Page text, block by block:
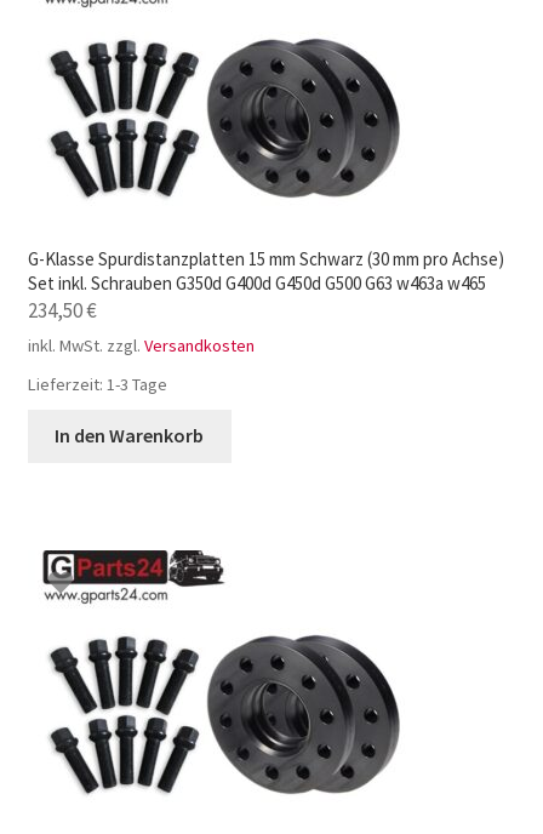
G-Klasse Spurdistanzplatten 15 mm Schwarz (30 mm pro Achse)
Set inkl. Schrauben G350d G400d G450d G500 G63 w463a w465
234,50€
inkl. MwSt. zzgl. Versandkosten
Lieferzeit: 1-3 Tage
In den Warenkorb